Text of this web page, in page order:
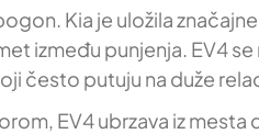
Kia je uložila
između punjenja. EV4
često putuju na duže
EV4 ubrzava iz